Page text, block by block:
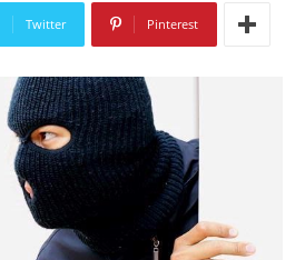
Twitter Pinterest